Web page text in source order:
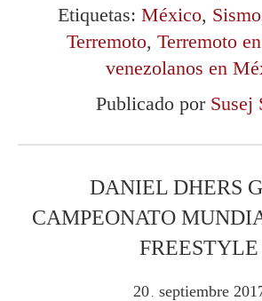
Etiquetas: México, Sismo
Terremoto, Terremoto
venezolanos en
Publicado por Susej
DANIEL DHERS
CAMPEONATO
FREESTYLE
20 septiembre